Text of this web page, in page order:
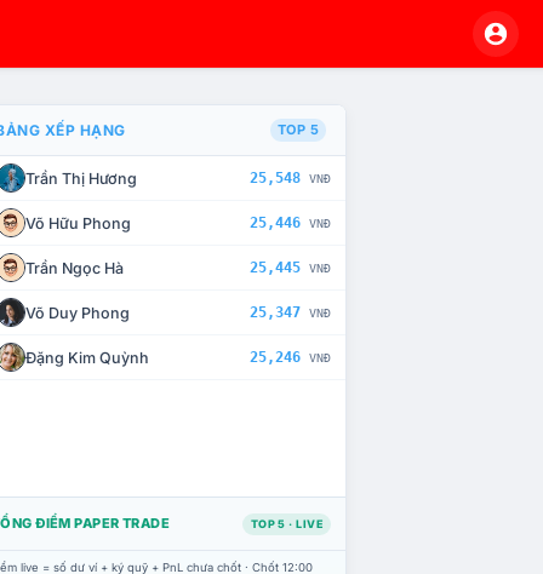
CHẾ TÀI XỬ LÝ VI PHẠM
XẾP HẠNG TOP 5
Trần Thị Hương 25,548 VNĐ
Võ Hữu Phong 25,446 VNĐ
Trần Ngọc Hà 25,445 VNĐ
Võ Duy Phong 25,347 VNĐ
Đặng Kim Quỳnh 25,246 VNĐ
ĐIỂM PAPER TRADE TOP 5 · LIVE
live = số dư ví + ký quỹ + PnL chưa chốt · Chốt 12:00